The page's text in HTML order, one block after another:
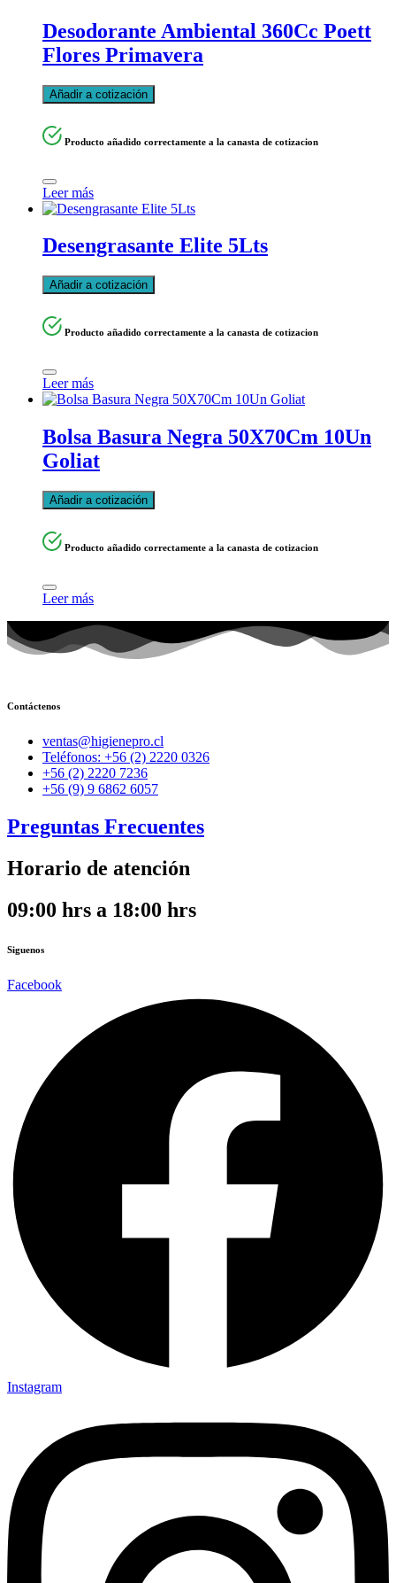
Desodorante Ambiental 360Cc Poett
Flores Primavera
Añadir a cotización
Producto añadido correctamente a la canasta de cotizacion
Leer más
Desengrasante Elite 5Lts
Añadir a cotización
Producto añadido correctamente a la canasta de cotizacion
Leer más
Bolsa Basura Negra 50X70Cm 10Un
Goliat
Añadir a cotización
Producto añadido correctamente a la canasta de cotizacion
Leer más
Contáctenos
ventas@higienepro.cl
Teléfonos: +56 (2) 2220 0326
+56 (2) 2220 7236
+56 (9) 9 6862 6057
Preguntas Frecuentes
Horario de atención
09:00 hrs a 18:00 hrs
Siguenos
Facebook
Instagram